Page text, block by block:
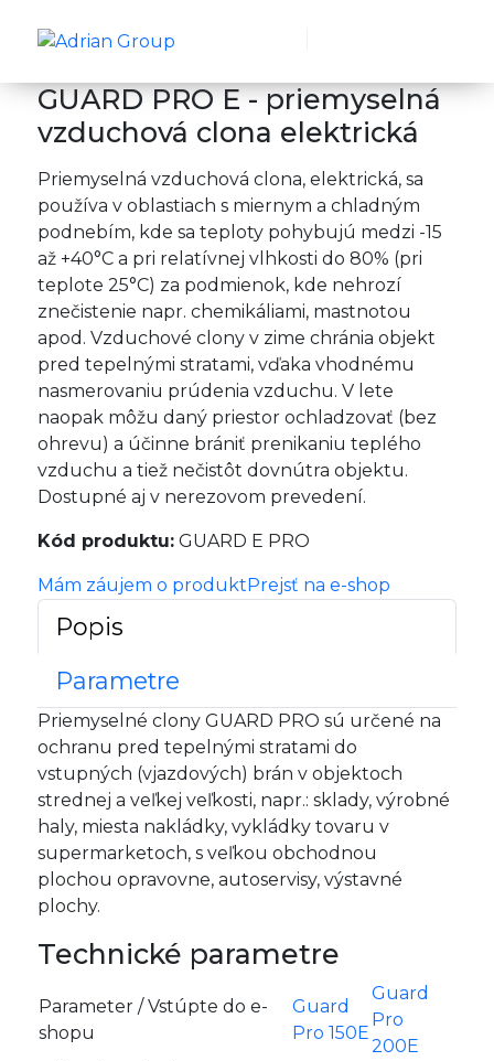
GUARD PRO E - priemyselná
vzduchová clona elektrická
Priemyselná vzduchová clona, elektrická, sa
používa v oblastiach s miernym a chladným
podnebím, kde sa teploty pohybujú medzi -15
až +40°C a pri relatívnej vlhkosti do 80% (pri
teplote 25°C) za podmienok, kde nehrozí
znečistenie napr. chemikáliami, mastnotou
apod. Vzduchové clony v zime chránia objekt
pred tepelnými stratami, vďaka vhodnému
nasmerovaniu prúdenia vzduchu. V lete
naopak môžu daný priestor ochladzovať (bez
ohrevu) a účinne brániť prenikaniu teplého
vzduchu a tiež nečistôt dovnútra objektu.
Dostupné aj v nerezovom prevedení.
Kód produktu: GUARD E PRO
Mám záujem o produktPrejsť na e-shop
Popis
Parametre
Priemyselné clony GUARD PRO sú určené na
ochranu pred tepelnými stratami do
vstupných (vjazdových) brán v objektoch
strednej a veľkej veľkosti, napr.: sklady, výrobné
haly, miesta nakládky, vykládky tovaru v
supermarketoch, s veľkou obchodnou
plochou opravovne, autoservisy, výstavné
plochy.
Technické parametre
Parameter / Vstúpte do e-
shopu
Guard
Pro 150E
Guard
Pro
200E